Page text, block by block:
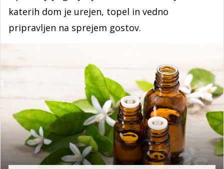
katerih dom je urejen, topel in vedno
pripravljen na sprejem gostov.